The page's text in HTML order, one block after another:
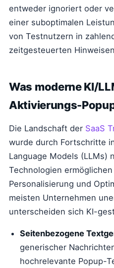
entweder ignoriert oder
einer suboptimalen
von Testnutzern in
zeitgesteuerten
Was moderne KI/
Aktivierungs-
Die Landschaft der SaaS
wurde durch Fortschritte
Language Models (LLMs)
Technologien
Personalisierung und
meisten Unternehmen
unterscheiden sich KI-
Seitenbezogene
generischer
hochrelevante Popup-